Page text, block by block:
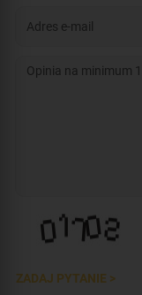
ZADAJ PYTANIE >